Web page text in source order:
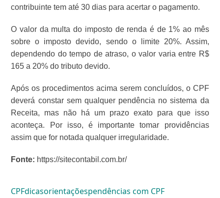
contribuinte tem até 30 dias para acertar o pagamento.
O valor da multa do imposto de renda é de 1% ao mês
sobre o imposto devido, sendo o limite 20%. Assim,
dependendo do tempo de atraso, o valor varia entre R$
165 a 20% do tributo devido.
Após os procedimentos acima serem concluídos, o CPF
deverá constar sem qualquer pendência no sistema da
Receita, mas não há um prazo exato para que isso
aconteça. Por isso, é importante tomar providências
assim que for notada qualquer irregularidade.
Fonte: https://sitecontabil.com.br/
CPFdicasorientaçõespendências com CPF